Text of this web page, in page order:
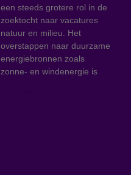
een steeds grotere rol in de
zoektocht naar vacatures
natuur en milieu. Het
overstappen naar duurzame
energiebronnen zoals
zonne- en windenergie is